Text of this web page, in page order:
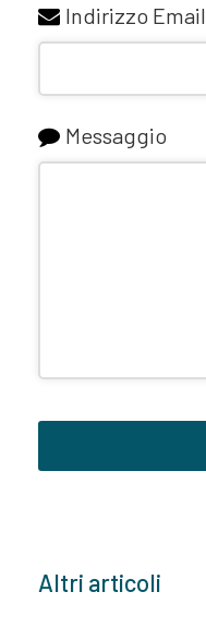
Indirizzo Email
Messaggio
essere
Altri articoli